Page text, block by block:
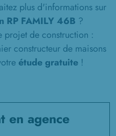
plus d'informations sur
RP FAMILY 46B ?
projet de construction :
constructeur de maisons
étude gratuite!
en agence